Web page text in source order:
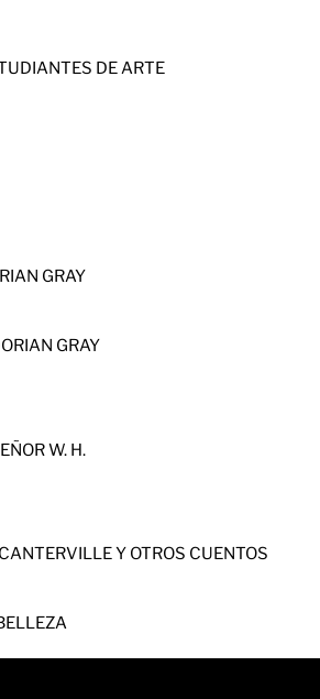
DE ARTE
GRAY
GRAY
W. H.
Y OTROS CUENTOS